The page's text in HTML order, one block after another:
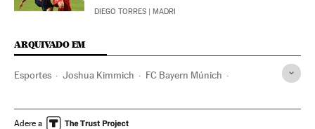
DIEGO TORRES | MADRI
ARQUIVADO EM
Esportes Joshua Kimmich FC Bayern Múnich
Josep Guardiola Xabi Alonso
Adere a